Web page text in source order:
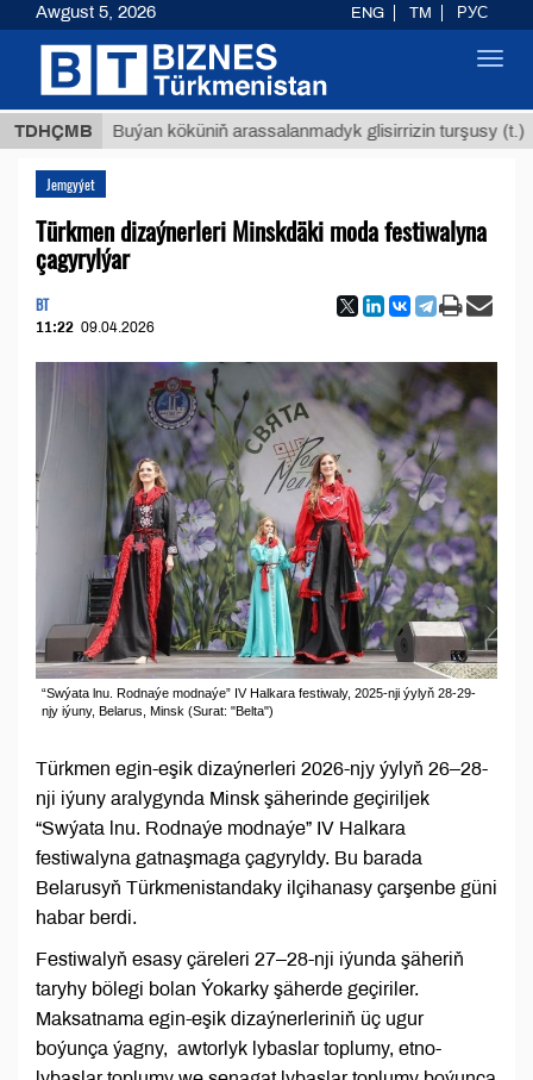
TDHÇMBBuýan köküniň arassalanmadyk glisirrizin turşusy (t.)
Jemgyýet
Türkmen dizaýnerleri Minskdäki moda festiwalyna
çagyrylýar
BT
11:22 09.04.2026
“Swýata lnu. Rodnaýe modnaýe” IV Halkara festiwaly, 2025-nji ýylyň 28-29-
njy iýuny, Belarus, Minsk (Surat: "Belta")
Türkmen egin-eşik dizaýnerleri 2026-njy ýylyň 26–28-
nji iýuny aralygynda Minsk şäherinde geçiriljek
“Swýata lnu. Rodnaýe modnaýe” IV Halkara
festiwalyna gatnaşmaga çagyryldy. Bu barada
Belarusyň Türkmenistandaky ilçihanasy çarşenbe güni
habar berdi.
Festiwalyň esasy çäreleri 27–28-nji iýunda şäheriň
taryhy bölegi bolan Ýokarky şäherde geçiriler.
Maksatnama egin-eşik dizaýnerleriniň üç ugur
boýunça ýagny, awtorlyk lybaslar toplumy, etno-
Awgust 5, 2026 ENG TM РУС